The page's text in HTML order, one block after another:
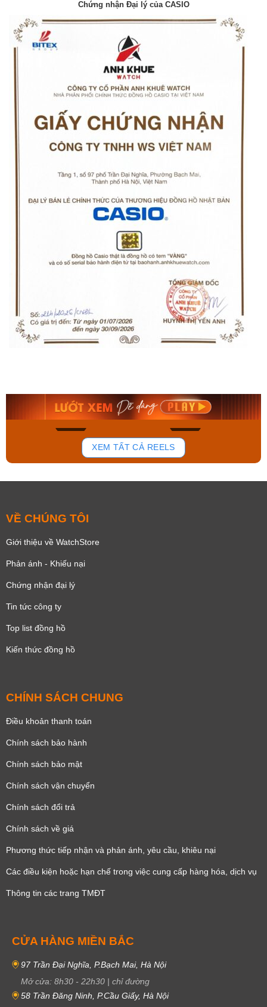
Chứng nhận Đại lý của CASIO
180
Mua ngay Mua ngay
XEM TẤT CẢ REELS
VỀ CHÚNG TÔI
Giới thiệu về WatchStore
Phản ánh - Khiếu nại
Chứng nhận đại lý
Tin tức công ty
Top list đồng hồ
Kiến thức đồng hồ
CHÍNH SÁCH CHUNG
Điều khoản thanh toán
Chính sách bảo hành
Chính sách bảo mật
Chính sách vận chuyển
Chính sách đổi trả
Chính sách về giá
Phương thức tiếp nhận và phản ánh, yêu cầu, khiêu nại
Các điều kiện hoặc hạn chế trong việc cung cấp hàng hóa, dịch vụ
Thông tin các trang TMĐT
CỬA HÀNG MIỀN BẮC
97 Trần Đại Nghĩa, P.Bạch Mai, Hà Nội
Mở cửa: 8h30 - 22h30 | chỉ đường
58 Trần Đăng Ninh, P.Cầu Giấy, Hà Nội